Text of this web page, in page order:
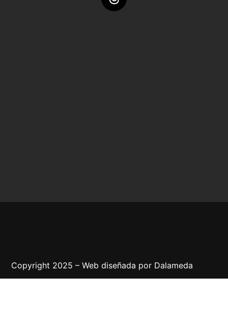
Copyright 2025 – Web diseñada por Dalameda